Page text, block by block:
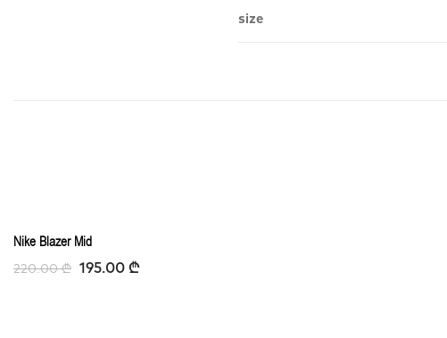
size
Nike Blazer Mid
220.00₾ 195.00 ₾